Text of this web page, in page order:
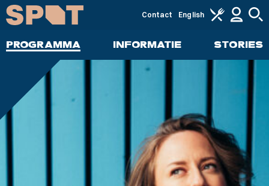
PROGRAMMA INFORMATIE STORIES
Contact English